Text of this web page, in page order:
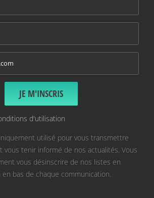
d'utilisation
utilisé pour vous transmettre
vous tenir informé de nos actualités. Vous
vous désinscrire de nos listes en
bas de chaque communication.